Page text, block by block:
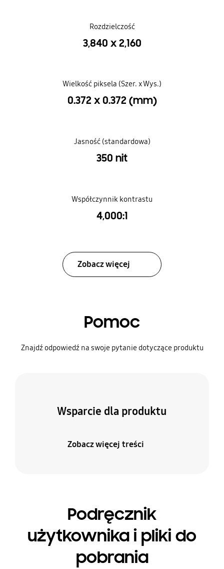
Rozdzielczość
3,840 x 2,160
Wielkość piksela (Szer. x Wys.)
0.372 x 0.372 (mm)
Jasność (standardowa)
350 nit
Współczynnik kontrastu
4,000:1
Zobacz więcej
Pomoc
Znajdź odpowiedź na swoje pytanie dotyczące produktu
Wsparcie dla produktu
Zobacz więcej treści
Podręcznik
użytkownika i pliki do
pobrania